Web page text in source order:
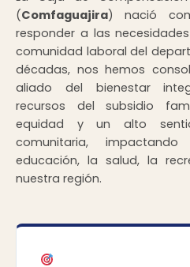
(Comfaguajira) nació
responder a las
comunidad laboral del
décadas, nos hemos
aliado del bienestar
recursos del subsidio
equidad y un alto
comunitaria,
educación, la salud, la
nuestra región.